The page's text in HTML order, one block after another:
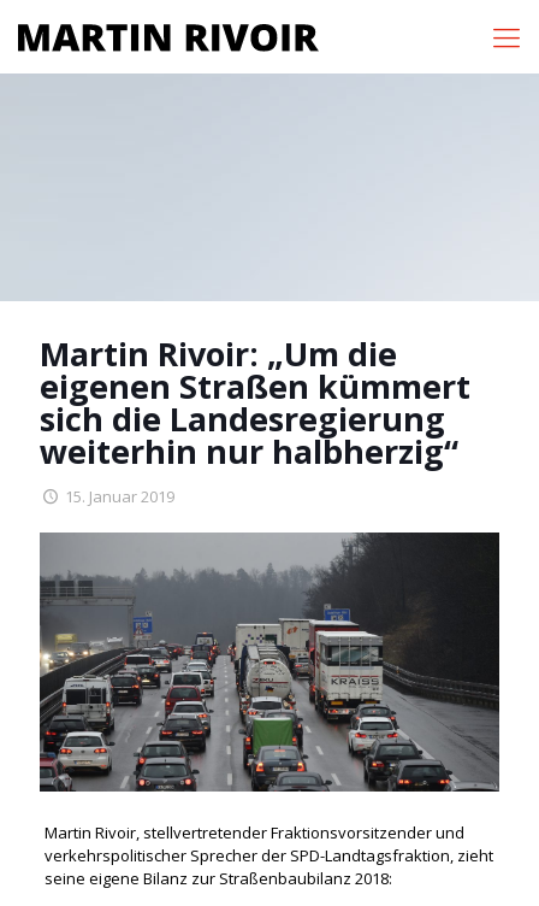
Martin Rivoir: „Um die
eigenen Straßen kümmert
sich die Landesregierung
weiterhin nur halbherzig“
15. Januar 2019
Martin Rivoir, stellvertretender Fraktionsvorsitzender und
verkehrspolitischer Sprecher der SPD-Landtagsfraktion, zieht
seine eigene Bilanz zur Straßenbaubilanz 2018: